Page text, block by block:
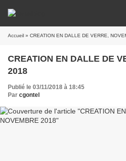
Accueil » CREATION EN DALLE DE VERRE,
CREATION EN DALLE DE
2018
Publié le 03/11/2018 à 18:45
Par cgontel